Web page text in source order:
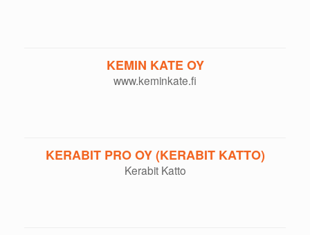
KEMIN KATE OY
www.keminkate.fi
KERABIT PRO OY (KERABIT KATTO)
Kerabit Katto